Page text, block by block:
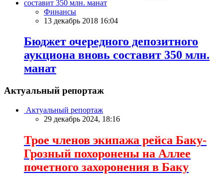
Финансы
13 декабрь 2018 16:04
Бюджет очередного депозитного
аукциона вновь составит 350 млн.
манат
Актуальный репортаж
Актуальный репортаж
29 декабрь 2024, 18:16
Трое членов экипажа рейса Баку-
Грозный похоронены на Аллее
почетного захоронения в Баку